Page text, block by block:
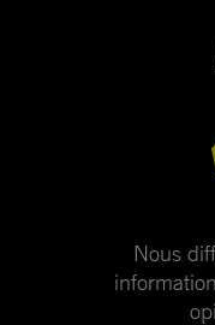
Nous